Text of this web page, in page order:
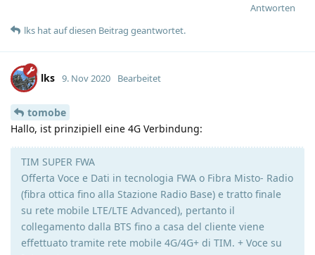
Antworten
lks hatauf diesen Beitrag geantwortet.
lks 9. Nov 2020 Bearbeitet
tomobe
Hallo, ist prinzipiell eine 4G Verbindung:
TIM SUPER FWA
Offerta Voce e Dati in tecnologia FWA o Fibra Misto- Radio
(fibra ottica fino alla Stazione Radio Base) e tratto finale
su rete mobile LTE/LTE Advanced), pertanto il
collegamento dalla BTS fino a casa del cliente viene
effettuato tramite rete mobile 4G/4G+ di TIM. + Voce su